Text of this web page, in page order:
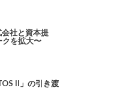
社と資本提
を拡大〜
II」の引き渡